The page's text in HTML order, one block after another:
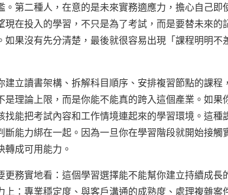
第二種人，在意的是未來實務適應力，擔心自己即
在投入的學習，不只是為了考試，而是要替未來的
果沒有先分清楚，最後就很容易出現「課程明明不
立讀書架構、拆解科目順序、安排複習節點的課程
理論上限，而是你能不能真的跨入這個產業。如果
能把考試內容和工作情境連起來的學習環境。這種
能力綁在一起。因為一旦你在學習階段就開始接觸
成可用能力。
務實地看：這個學習選擇能不能幫你建立持續成長
：專業穩定度、與客戶溝通的成熟度、處理複雜案